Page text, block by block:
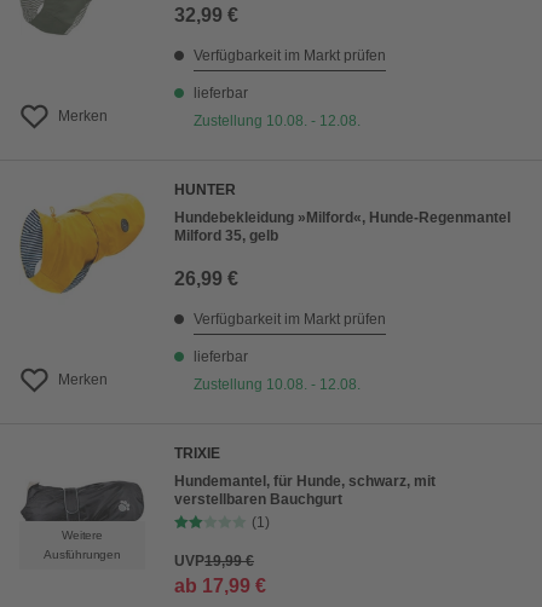
Bewertung
Merken
32,99 €
Verfügbarkeit im Markt prüfen
lieferbar
Zustellung 10.08. - 12.08.
Merken
HUNTER
Hundebekleidung »Milford«, Hunde-Regenmantel
Milford 35, gelb
26,99 €
Verfügbarkeit im Markt prüfen
lieferbar
Zustellung 10.08. - 12.08.
Weitere
Ausführungen
TRIXIE
Hundemantel, für Hunde, schwarz, mit
verstellbaren Bauchgurt
(1)
UVP19,99 €
ab 17,99 €